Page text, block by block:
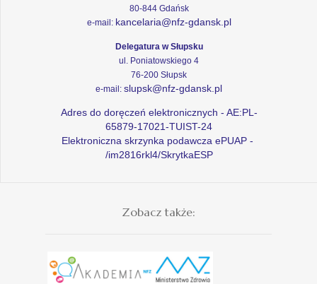
80-844 Gdańsk
e-mail: kancelaria@nfz-gdansk.pl
Delegatura w Słupsku
ul. Poniatowskiego 4
76-200 Słupsk
e-mail: slupsk@nfz-gdansk.pl
Adres do doręczeń elektronicznych - AE:PL-
65879-17021-TUIST-24
Elektroniczna skrzynka podawcza ePUAP -
/im2816rkl4/SkrytkaESP
Zobacz także: